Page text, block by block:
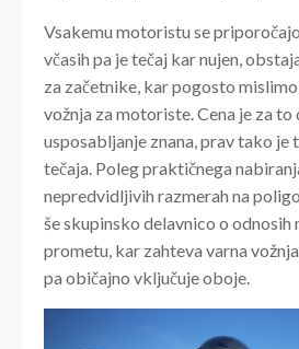
Vsakemu motoristu se
včasih pa je tečaj kar nujen,
za začetnike, kar pogosto
vožnja za motoriste. Cena je za to
usposabljanje znana, prav tako je
tečaja. Poleg praktičnega
nepredvidljivih razmerah na
še skupinsko delavnico o odnosih
prometu, kar zahteva varna
pa običajno vključuje oboje.